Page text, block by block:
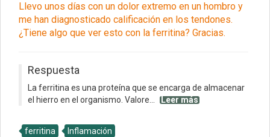
Llevo unos días con un dolor extremo en un hombro y
me han diagnosticado calificación en los tendones.
¿Tiene algo que ver esto con la ferritina? Gracias.
Respuesta
La ferritina es una proteína que se encarga de almacenar
el hierro en el organismo. Valore...
Leer más
ferritina Inflamación